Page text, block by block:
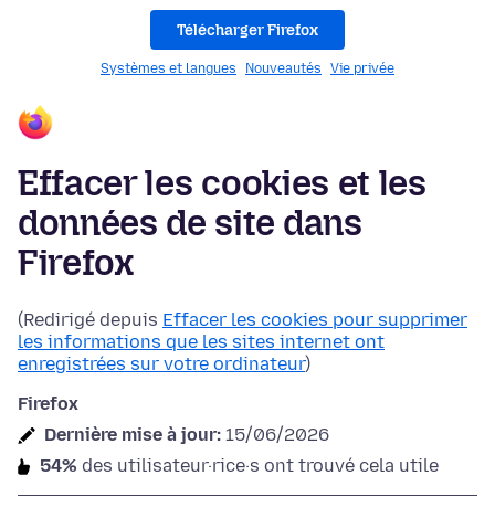
Télécharger Firefox
Systèmes et langues Nouveautés Vie privée
Effacer les cookies et les
données de site dans
Firefox
(Redirigé depuis Effacer les cookies pour supprimer
les informations que les sites internet ont
enregistrées sur votre ordinateur)
Firefox
Dernière mise à jour: 15/06/2026
54% des utilisateur·rice·s ont trouvé cela utile